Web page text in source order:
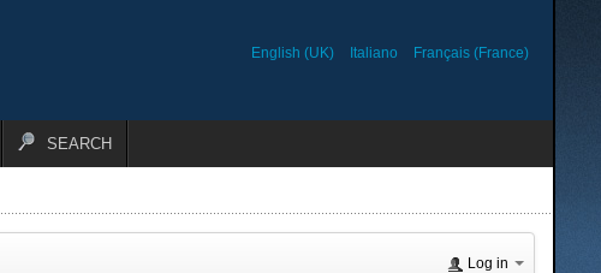
English (UK) Italiano Français (France)
SEARCH
Log in